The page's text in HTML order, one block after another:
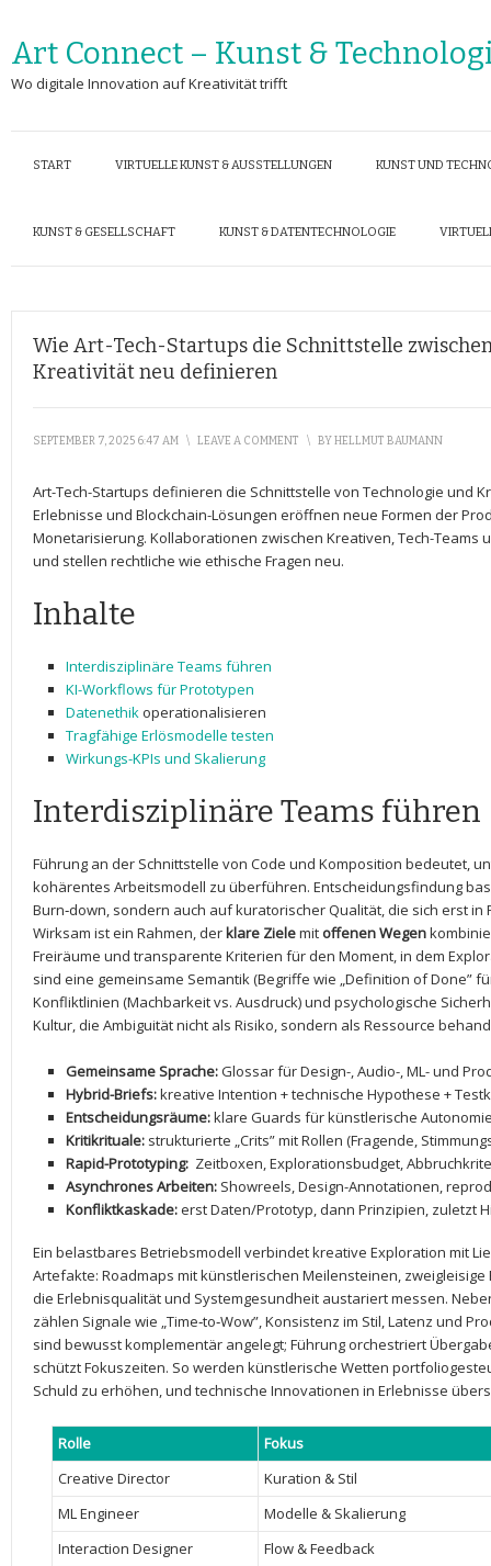
Art Connect – Kunst &
Wo digitale Innovation auf Kreativität trifft
START VIRTUELLE KUNST & AUSSTELLUNGEN KUNST UND
KUNST & GESELLSCHAFT KUNST & DATENTECHNOLOGIE
Wie Art-Tech-Startups die Schnittstelle
Kreativität neu definieren
SEPTEMBER 7, 2025 6:47 AM \ LEAVE A COMMENT \ BYHELLMUT BAUMANN
Art-Tech-Startups definieren‌ die Schnittstelle von Technologie und
Erlebnisse und Blockchain-Lösungen eröffnen neue Formen der
Monetarisierung. Kollaborationen zwischen Kreativen,‍ Tech-Teams
und stellen ‍rechtliche wie ethische ‌Fragen neu.
Inhalte
Interdisziplinäre Teams führen
KI-Workflows ‍für Prototypen
Datenethik operationalisieren
Tragfähige Erlösmodelle ⁣testen
Wirkungs-KPIs und⁣ Skalierung
Interdisziplinäre Teams führen
Führung an der Schnittstelle von Code und Komposition bedeutet,
kohärentes ‍Arbeitsmodell zu überführen. Entscheidungsfindung
Burn‑down, sondern auch auf kuratorischer⁤ Qualität, die sich erst
Wirksam ist ein Rahmen, derklare Zielemit offenen Wegen
Freiräume und‍ transparente Kriterien für den Moment, in dem
sind eine ‍gemeinsame Semantik (Begriffe wie „Definition‍ of Done”
Konfliktlinien (Machbarkeit vs.⁢ Ausdruck) ‌und ⁢psychologische
Kultur, die ‍Ambiguität nicht ‍als Risiko, sondern als Ressource
Gemeinsame Sprache:Glossar für Design-, ⁣Audio-, ML- und
Hybrid-Briefs:kreative Intention + technische Hypothese +
Entscheidungsräume:klare ‌Guards für künstlerische
Kritikrituale: strukturierte „Crits” mit Rollen ​(Fragende,
Rapid-Prototyping: Zeitboxen, Explorationsbudget,
Asynchrones Arbeiten: Showreels, Design-Annotationen,
Konfliktkaskade:erst Daten/Prototyp, dann⁤ Prinzipien, zuletzt
Ein belastbares Betriebsmodell verbindet⁣ kreative Exploration mit
Artefakte: ‍Roadmaps mit künstlerischen Meilensteinen, zweigleisige
die Erlebnisqualität und Systemgesundheit ‍austariert‍ messen.
zählen Signale ‌wie „Time‑to‑Wow”, Konsistenz im Stil, Latenz und
sind bewusst ‌komplementär angelegt; ‌Führung orchestriert‍
schützt Fokuszeiten. So werden künstlerische ‌Wetten
Schuld zu⁣ erhöhen, und technische⁣ Innovationen ⁤in Erlebnisse⁤
Rolle
Fokus
Creative Director
Kuration & Stil
ML Engineer
Modelle &⁢ Skalierung
Interaction Designer
Flow & Feedback